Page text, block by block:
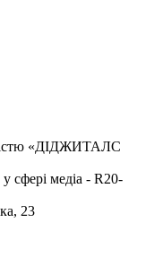
«ДІДЖИТАЛС
у сфері медіа - R20-
23